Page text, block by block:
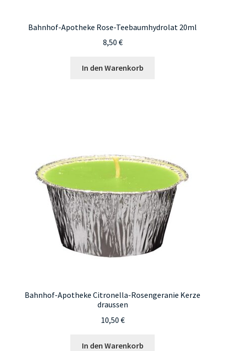
Bahnhof-Apotheke Rose-Teebaumhydrolat 20ml
8,50 €
In den Warenkorb
Bahnhof-Apotheke Citronella-Rosengeranie Kerze
draussen
10,50 €
In den Warenkorb